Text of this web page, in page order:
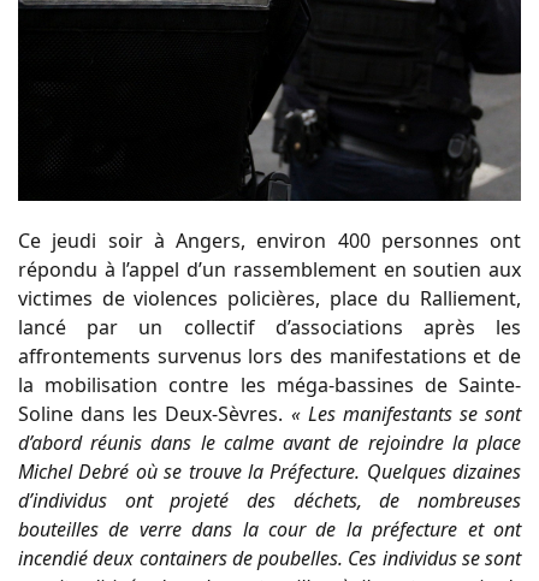
Ce jeudi soir à Angers, environ 400 personnes ont
répondu à l’appel d’un rassemblement en soutien aux
victimes de violences policières, place du Ralliement,
lancé par un collectif d’associations après les
affrontements survenus lors des manifestations et de
la mobilisation contre les méga-bassines de Sainte-
Soline dans les Deux-Sèvres. « Les manifestants se sont
d’abord réunis dans le calme avant de rejoindre la place
Michel Debré où se trouve la Préfecture. Quelques dizaines
d’individus
ont projeté des déchets, denombreuses
bouteilles de verre dans la cour de la préfecture et ont
incendiédeux containers de poubelles. Ces individus se sont